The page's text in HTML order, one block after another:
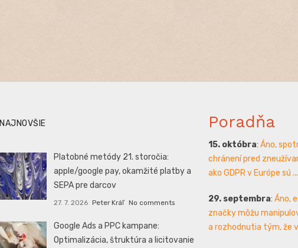
NAJNOVŠIE
Platobné metódy 21. storočia:
apple/google pay, okamžité platby a
SEPA pre darcov
27. 7. 2026 Peter Kráľ No comments
Google Ads a PPC kampane:
Optimalizácia, štruktúra a licitovanie
Poradňa
15. októbra: Áno,
chránení pred
ako GDPR v Európe sú ...
29. septembra: Áno,
značky môžu
a rozhodnutia tým, že